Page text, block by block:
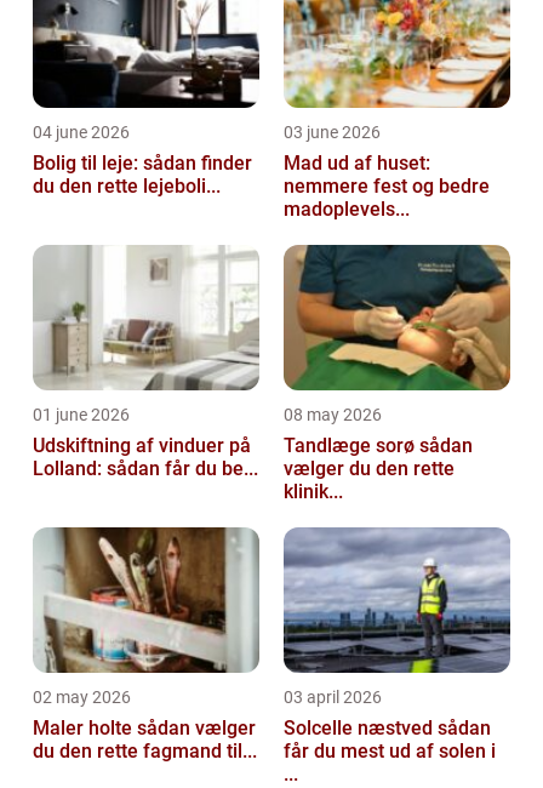
04 june 2026
Bolig til leje: sådan finder
du den rette lejeboli...
03 june 2026
Mad ud af huset:
nemmere fest og bedre
madoplevels...
01 june 2026
Udskiftning af vinduer på
Lolland: sådan får du be...
08 may 2026
Tandlæge sorø sådan
vælger du den rette
klinik...
02 may 2026
Maler holte sådan vælger
du den rette fagmand til...
03 april 2026
Solcelle næstved sådan
får du mest ud af solen i
...